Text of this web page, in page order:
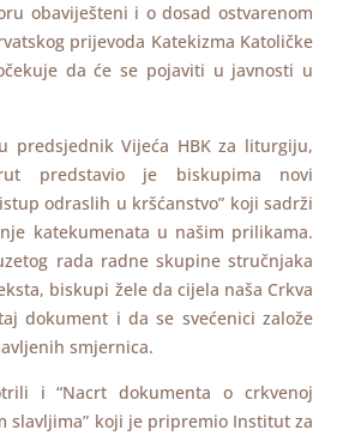
obaviješteni i o dosad ostvarenom
prijevoda Katekizma Katoličke
da će se pojaviti u javnosti u
predsjednik Vijeća HBK za liturgiju,
predstavio je biskupima novi
odraslih u kršćanstvo” koji sadrži
katekumenata u našim prilikama.
rada radne skupine stručnjaka
biskupi žele da cijela naša Crkva
dokument i da se svećenici založe
smjernica.
i “Nacrt dokumenta o crkvenoj
slavljima” koji je pripremio Institut za